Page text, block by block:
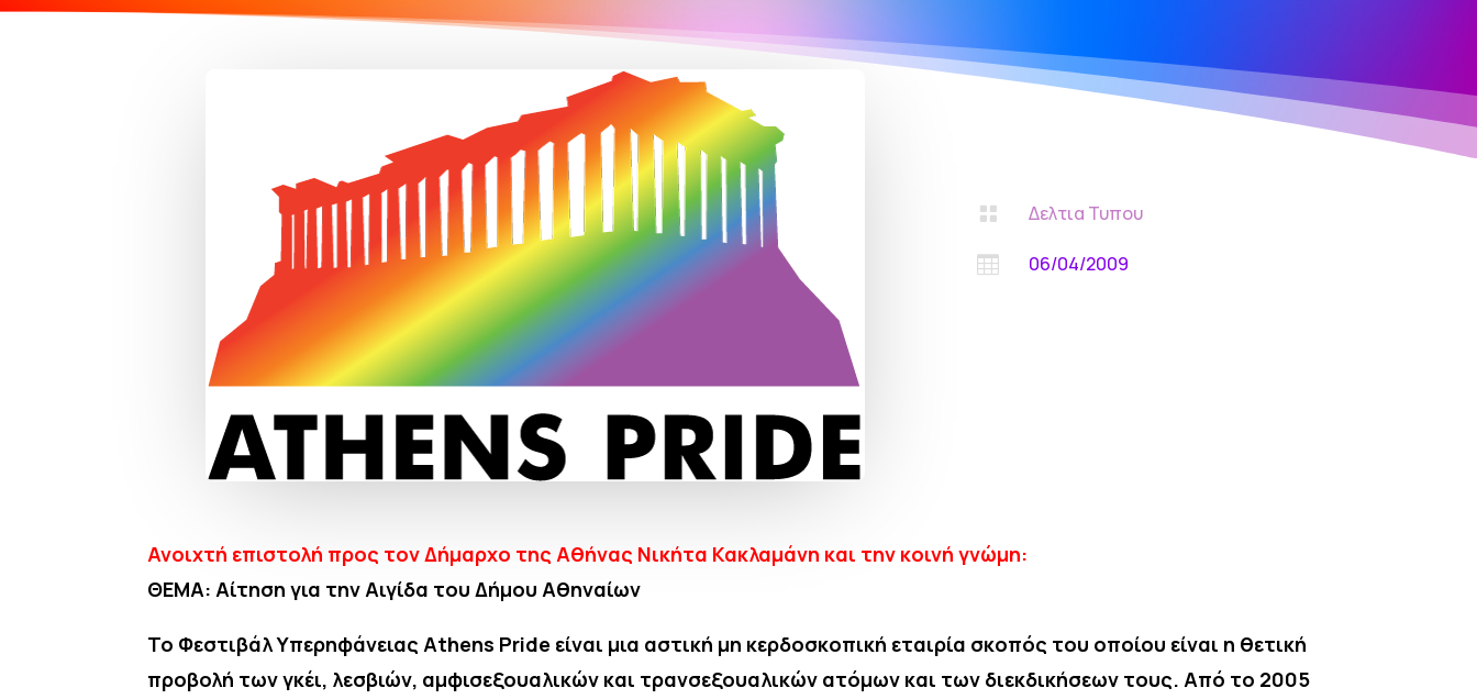
 Δελτια Τυπου
 06/04/2009
Ανοιχτή επιστολή προς τον Δήμαρχο της Αθήνας Νικήτα Κακλαμάνη και την κοινή γνώμη:
ΘΕΜΑ: Αίτηση για την Αιγίδα του Δήμου Αθηναίων
Το Φεστιβάλ Υπερηφάνειας Αthens Pride είναι μια αστική μη κερδοσκοπική εταιρία σκοπός του οποίου είναι η θετική
προβολή των γκέι, λεσβιών, αμφισεξουαλικών και τρανσεξουαλικών ατόμων και των διεκδικήσεων τους. Από το 2005